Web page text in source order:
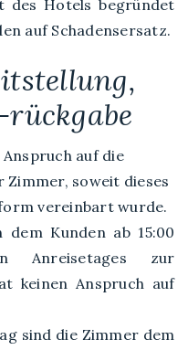
des Hotels begründet
auf Schadensersatz.
auf die
soweit dieses
vereinbart wurde.
dem Kunden ab 15:00
Anreisetages zur
keinen Anspruch auf
sind die Zimmer dem